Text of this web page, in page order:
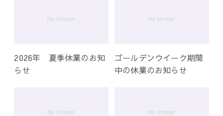
2026年 夏季休業のお知
らせ
ゴールデンウイーク期間
中の休業のお知らせ